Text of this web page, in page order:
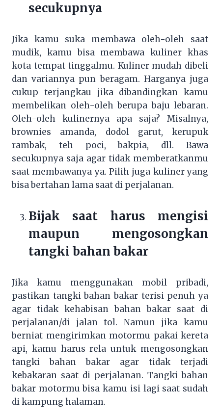
secukupnya
Jika kamu suka membawa oleh-oleh saat
mudik, kamu bisa membawa kuliner khas
kota tempat tinggalmu. Kuliner mudah dibeli
dan variannya pun beragam. Harganya juga
cukup terjangkau jika dibandingkan kamu
membelikan oleh-oleh berupa baju lebaran.
Oleh-oleh kulinernya apa saja? Misalnya,
brownies amanda, dodol garut, kerupuk
rambak, teh poci, bakpia, dll. Bawa
secukupnya saja agar tidak memberatkanmu
saat membawanya ya. Pilih juga kuliner yang
bisa bertahan lama saat di perjalanan.
Bijak saat harus mengisi
maupun mengosongkan
tangki bahan bakar
Jika kamu menggunakan mobil pribadi,
pastikan tangki bahan bakar terisi penuh ya
agar tidak kehabisan bahan bakar saat di
perjalanan/di jalan tol. Namun jika kamu
berniat mengirimkan motormu pakai kereta
api, kamu harus rela untuk mengosongkan
tangki bahan bakar agar tidak terjadi
kebakaran saat di perjalanan. Tangki bahan
bakar motormu bisa kamu isi lagi saat sudah
di kampung halaman.